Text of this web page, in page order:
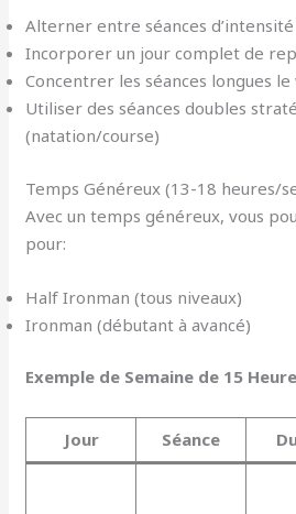
Alterner entre séances d’intensité
Incorporer un jour complet de
Concentrer les séances longues
Utiliser des séances doubles
(natation/course)
Temps Généreux (13-18 heures/
Avec un temps généreux, vous
pour:
Half Ironman (tous niveaux)
Ironman (débutant à avancé)
Exemple de Semaine de 15
Jour Séance